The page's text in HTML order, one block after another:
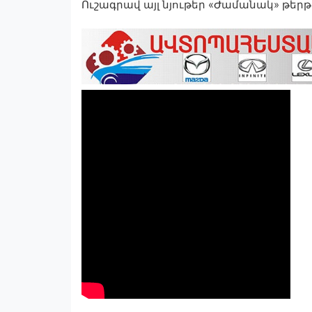
Ուշագրավ այլ նյութեր «Ժամանակ»